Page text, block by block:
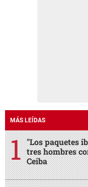
MÁS LEÍDAS
"Los paquetes
tres hombres
Ceiba